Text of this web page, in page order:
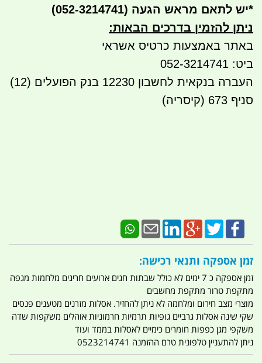
*יש לתאם מראש הגעה (052-3214741)
ניתן להזמין בדרכים הבאות:
באתר באמצעות כרטיס אשראי
ביט: 052-3214741
העברה בנקאית לחשבון 12230 בנק הפועלים (12)
סניף 673 (קיסריה)
זמן אספקה ותנאי רכישה:
זמן אספקה כ 7 ימים לא כולל שבתות חגים ארועים חריגים מלחמות מגפה
מתקפת טרור מתקפת מחשבים
מוצרי מצב חירום ומלחמה לא ניתן להחזיר. אסלות מזרנים מטענים פנסים
שקי שינה אסלות גרביים גופיות תרמיות חרמוניות אוהלים משקפות שדה
משקפי מגן כפפות חומרים כימיים לאסלות בממד ועוד
ניתן להתעניין טלפונית טרם ההזמנה 0523214741